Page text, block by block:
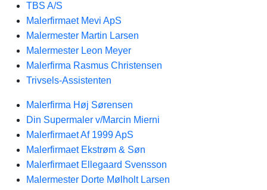
TBS A/S
Malerfirmaet Mevi ApS
Malermester Martin Larsen
Malermester Leon Meyer
Malerfirma Rasmus Christensen
Trivsels-Assistenten
Malerfirma Høj Sørensen
Din Supermaler v/Marcin Mierni
Malerfirmaet Af 1999 ApS
Malerfirmaet Ekstrøm & Søn
Malerfirmaet Ellegaard Svensson
Malermester Dorte Mølholt Larsen